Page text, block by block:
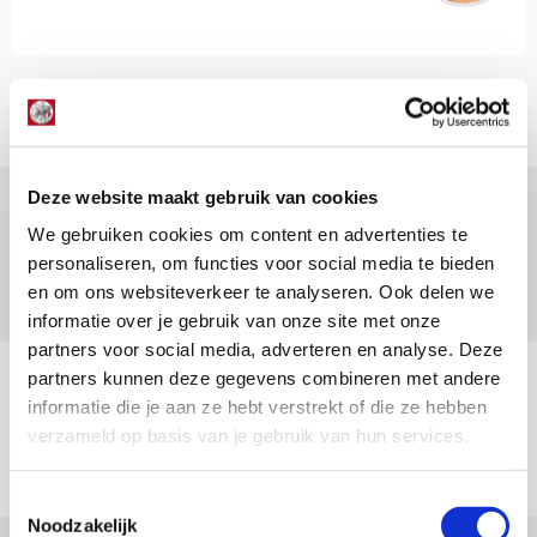
Deze website maakt gebruik van cookies
We gebruiken cookies om content en advertenties te
personaliseren, om functies voor social media te bieden
en om ons websiteverkeer te analyseren. Ook delen we
informatie over je gebruik van onze site met onze
partners voor social media, adverteren en analyse. Deze
partners kunnen deze gegevens combineren met andere
informatie die je aan ze hebt verstrekt of die ze hebben
verzameld op basis van je gebruik van hun services.
Noodzakelijk
Net binnen //
Word ballenjongen of -meid bij Jong
Ajax - Helmond Sport!
06 AUGUSTUS 2026 - 13:13
Reis jij als mascotte mee naar uitduel
met Telstar?